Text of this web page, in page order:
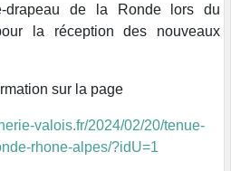
drapeau de la Ronde lors du
la réception des nouveaux
sur la page
valois.fr/2024/02/20/tenue-
rhone-alpes/?idU=1